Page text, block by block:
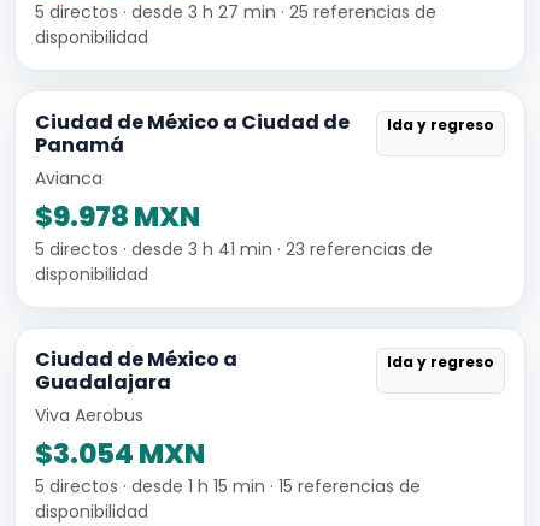
5 directos · desde 3 h 27 min · 25 referencias de
disponibilidad
Ciudad de México a Ciudad de
Panamá
Ida y regreso
Avianca
$9.978 MXN
5 directos · desde 3 h 41 min · 23 referencias de
disponibilidad
Ciudad de México a
Guadalajara
Ida y regreso
Viva Aerobus
$3.054 MXN
5 directos · desde 1 h 15 min · 15 referencias de
disponibilidad